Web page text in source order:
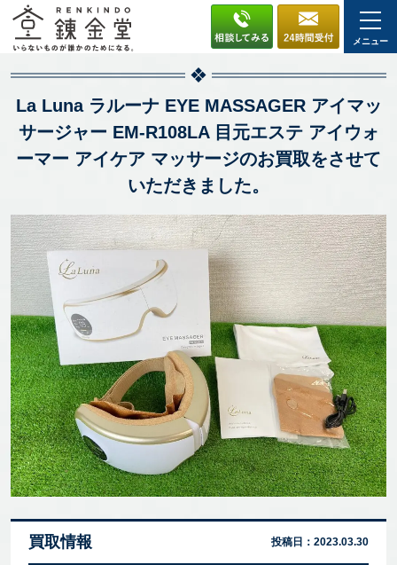
メニュー
La Luna ラルーナ EYE MASSAGER アイマッ
サージャー EM-R108LA 目元エステ アイウォ
ーマー アイケア マッサージのお買取をさせて
いただきました。
買取情報 投稿日： 2023.03.30